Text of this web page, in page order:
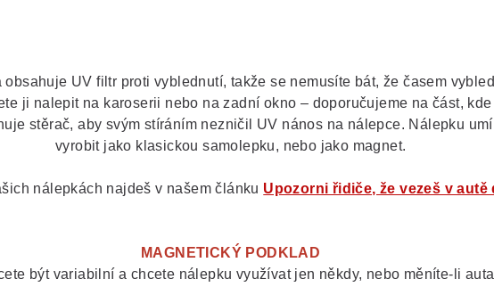
obsahuje UV filtr proti vyblednutí, takže se nemusíte bát, že časem
ji nalepit na karoserii nebo na zadní okno – doporučujeme na část, kde
stěrač, aby svým stíráním nezničil UV nános na nálepce. Nálepku
vyrobit jako klasickou samolepku, nebo jako magnet.
nálepkách najdeš v našem článku Upozorni řidiče, že vezeš v autě
MAGNETICKÝ PODKLAD
být variabilní a chcete nálepku využívat jen někdy, nebo měníte-li